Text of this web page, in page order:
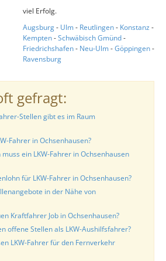
viel Erfolg.
Augsburg- Ulm- Reutlingen- Konstanz -
Kempten-Schwäbisch Gmünd-
Friedrichshafen- Neu-Ulm-Göppingen-
Ravensburg
gefragt:
Stellen gibt es im Raum
Fahrer in Ochsenhausen?
ein LKW-Fahrer in Ochsenhausen
für LKW-Fahrer in Ochsenhausen?
in der Nähe von
Kraftfahrer Job in Ochsenhausen?
offene Stellen als LKW-Aushilfsfahrer?
LKW-Fahrer für den Fernverkehr